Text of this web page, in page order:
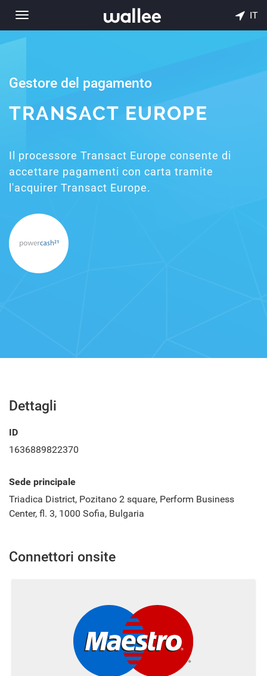
Toggle
navigation
IT
Gestore del pagamento
TRANSACT EUROPE
Il processore Transact Europe consente di
accettare pagamenti con carta tramite
l'acquirer Transact Europe.
Dettagli
ID
1636889822370
Sede principale
Triadica District, Pozitano 2 square, Perform Business
Center, fl. 3, 1000 Sofia, Bulgaria
Connettori onsite